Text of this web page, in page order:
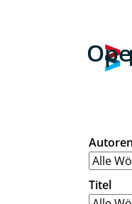
Titel